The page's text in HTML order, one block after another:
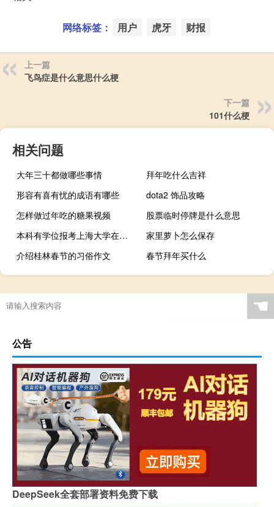
网络标签： 用户 虎牙 财报
上一篇
飞鸟症是什么意思什么梗
下一篇
101什么梗
相关问题
大年三十都做哪些事情
拜年吃什么吉祥
形容有喜有忧的成语有哪些
dota2 饰品攻略
怎样做过年吃的糖果视频
股票临时停牌是什么意思
本科有学位报考上海大学在职研究生学费多少钱
家里萝卜怎么保存
介绍桂林春节的习俗作文
春节拜年买什么
☚
公告
DeepSeek全套部署资料免费下载